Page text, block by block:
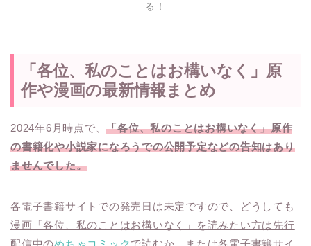
る！
「各位、私のことはお構いなく」原
作や漫画の最新情報まとめ
2024年6月時点で、「各位、私のことはお構いなく」原作
の書籍化や小説家になろうでの公開予定などの告知はあり
ませんでした。
各電子書籍サイトでの発売日は未定ですので、どうしても
漫画「各位、私のことはお構いなく」を読みたい方は先行
配信中のめちゃコミックで読むか、または各電子書籍サイ